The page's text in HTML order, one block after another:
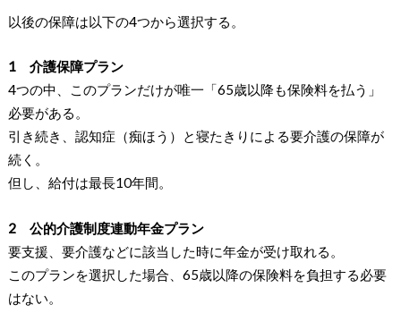
以後の保障は以下の4つから選択する。
1 介護保障プラン
4つの中、このプランだけが唯一「65歳以降も保険料を払う」
必要がある。
引き続き、認知症（痴ほう）と寝たきりによる要介護の保障が
続く。
但し、給付は最長10年間。
2 公的介護制度連動年金プラン
要支援、要介護などに該当した時に年金が受け取れる。
このプランを選択した場合、65歳以降の保険料を負担する必要
はない。